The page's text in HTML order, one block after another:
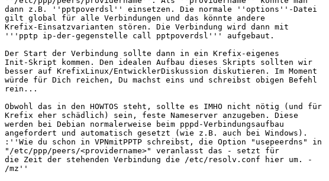
dann z.B. ''pptpoverdsl'' einsetzen. Die normale ''options''-Datei
gilt global für alle Verbindungen und das könnte andere
Krefix-Einsatzvarianten stören. Die Verbindung wird dann mit
'''pptp ip-der-gegenstelle call pptpoverdsl''' aufgebaut.
Der Start der Verbindung sollte dann in ein Krefix-eigenes
Init-Skript kommen. Den idealen Aufbau dieses Skripts sollten wir
besser auf KrefixLinux/EntwicklerDiskussion diskutieren. Im Moment
würde für Dich reichen, Du machst eins und schreibst obigen Befehl
rein...
Obwohl das in den HOWTOS steht, sollte es IMHO nicht nötig (und für
Krefix eher schädlich) sein, feste Nameserver anzugeben. Diese
werden bei Debian normalerweise beim pppd-Verbindungsaufbau
angefordert und automatisch gesetzt (wie z.B. auch bei Windows).
:''Wie du schon in VPNmitPPTP schreibst, die Option "usepeerdns" in
"/etc/ppp/peers/<providername>" veranlasst das - setzt für
die Zeit der stehenden Verbindung die /etc/resolv.conf hier um. -
/mz''